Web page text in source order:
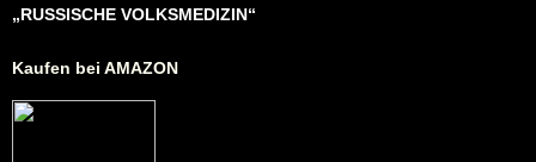
„RUSSISCHE VOLKSMEDIZIN“
Kaufen bei AMAZON